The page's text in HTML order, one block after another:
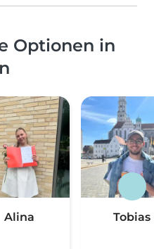
Optionen in
Alina Tobias